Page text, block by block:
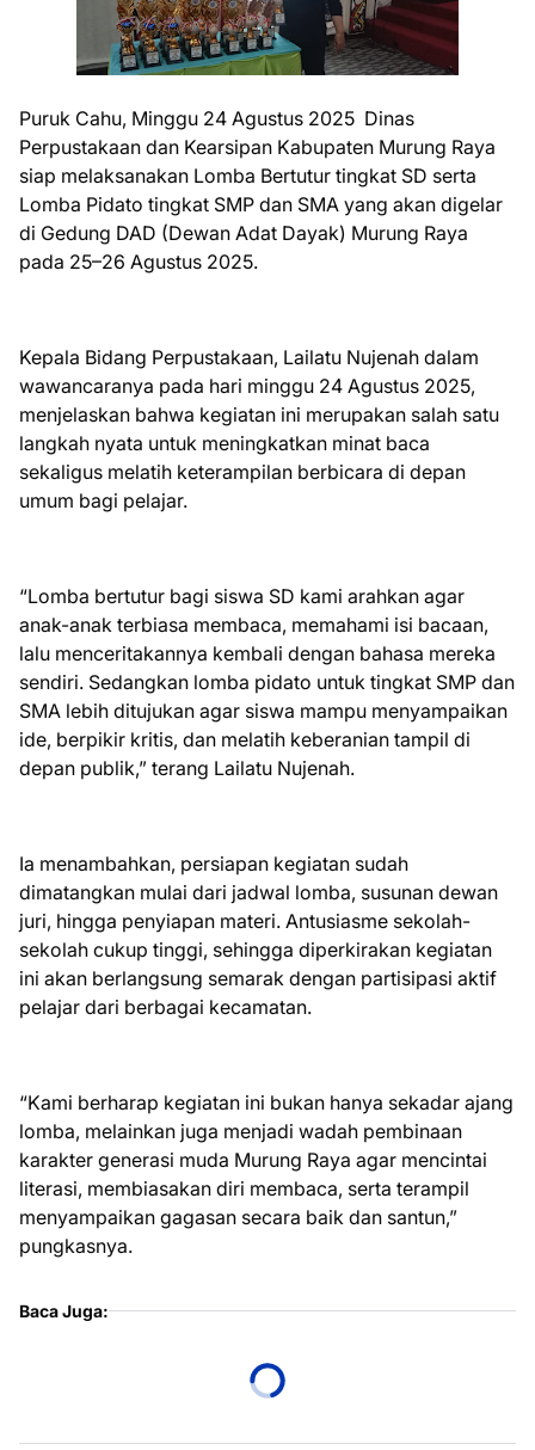
Puruk Cahu, Minggu 24 Agustus 2025 Dinas
Perpustakaan dan Kearsipan Kabupaten Murung Raya
siap melaksanakan Lomba Bertutur tingkat SD serta
Lomba Pidato tingkat SMP dan SMA yang akan digelar
di Gedung DAD (Dewan Adat Dayak) Murung Raya
pada 25–26 Agustus 2025.
Kepala Bidang Perpustakaan, Lailatu Nujenah dalam
wawancaranya pada hari minggu 24 Agustus 2025,
menjelaskan bahwa kegiatan ini merupakan salah satu
langkah nyata untuk meningkatkan minat baca
sekaligus melatih keterampilan berbicara di depan
umum bagi pelajar.
“Lomba bertutur bagi siswa SD kami arahkan agar
anak-anak terbiasa membaca, memahami isi bacaan,
lalu menceritakannya kembali dengan bahasa mereka
sendiri. Sedangkan lomba pidato untuk tingkat SMP dan
SMA lebih ditujukan agar siswa mampu menyampaikan
ide, berpikir kritis, dan melatih keberanian tampil di
depan publik,” terang Lailatu Nujenah.
Ia menambahkan, persiapan kegiatan sudah
dimatangkan mulai dari jadwal lomba, susunan dewan
juri, hingga penyiapan materi. Antusiasme sekolah-
sekolah cukup tinggi, sehingga diperkirakan kegiatan
ini akan berlangsung semarak dengan partisipasi aktif
pelajar dari berbagai kecamatan.
“Kami berharap kegiatan ini bukan hanya sekadar ajang
lomba, melainkan juga menjadi wadah pembinaan
karakter generasi muda Murung Raya agar mencintai
literasi, membiasakan diri membaca, serta terampil
menyampaikan gagasan secara baik dan santun,”
pungkasnya.
Baca Juga: